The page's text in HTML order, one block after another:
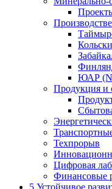
ЮАР
Продукция и
Техпрорыв
Цифровая
Финансовые
5 Устойчивое